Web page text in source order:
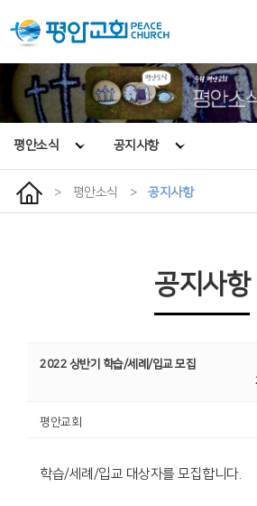
평안소식 공지사항
> 평안소식 > 공지사항
공지사항
2022 상반기 학습/세례/입교 모집
평안교회
학습/세례/입교 대상자를 모집합니다.